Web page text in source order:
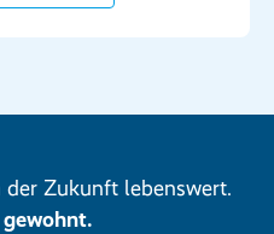
Zukunft lebenswert.